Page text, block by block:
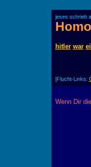
jeses schrieb
Homo
hitler war
[Flucht-Links:
Wenn Dir